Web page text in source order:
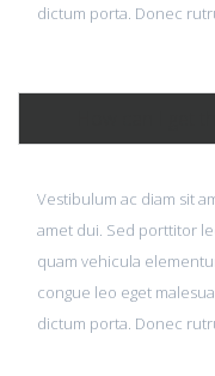
dictum porta. Donec
How can I get
Vestibulum ac diam sit
amet dui. Sed porttitor
quam vehicula
congue leo eget
dictum porta. Donec